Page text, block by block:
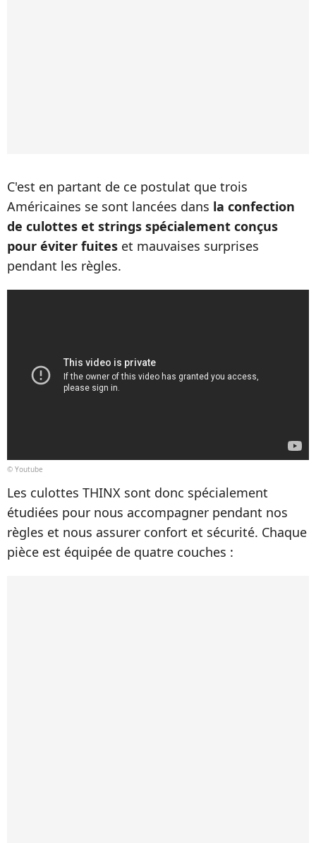
C'est en partant de ce postulat que trois
Américaines se sont lancées dans la confection
de culottes et strings spécialement conçus
pour éviter fuites et mauvaises surprises
pendant les règles.
© Youtube
Les culottes THINX sont donc spécialement
étudiées pour nous accompagner pendant nos
règles et nous assurer confort et sécurité. Chaque
pièce est équipée de quatre couches :